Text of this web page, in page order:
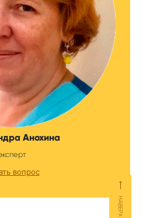
Анохина
вопрос
⟵
НАВЕРХ